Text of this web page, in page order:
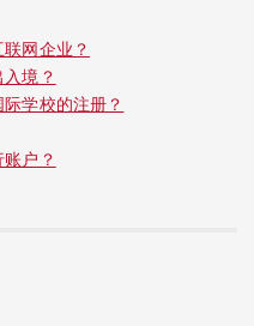
网企业？
境？
学校的注册？
户？